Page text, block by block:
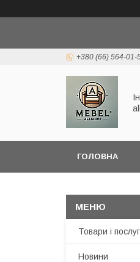
+380 (66) 564-01-
ГОЛОВНА
Товари і
Новини